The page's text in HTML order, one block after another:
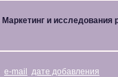
Маркетинг и исследования
e-mail дате добавления